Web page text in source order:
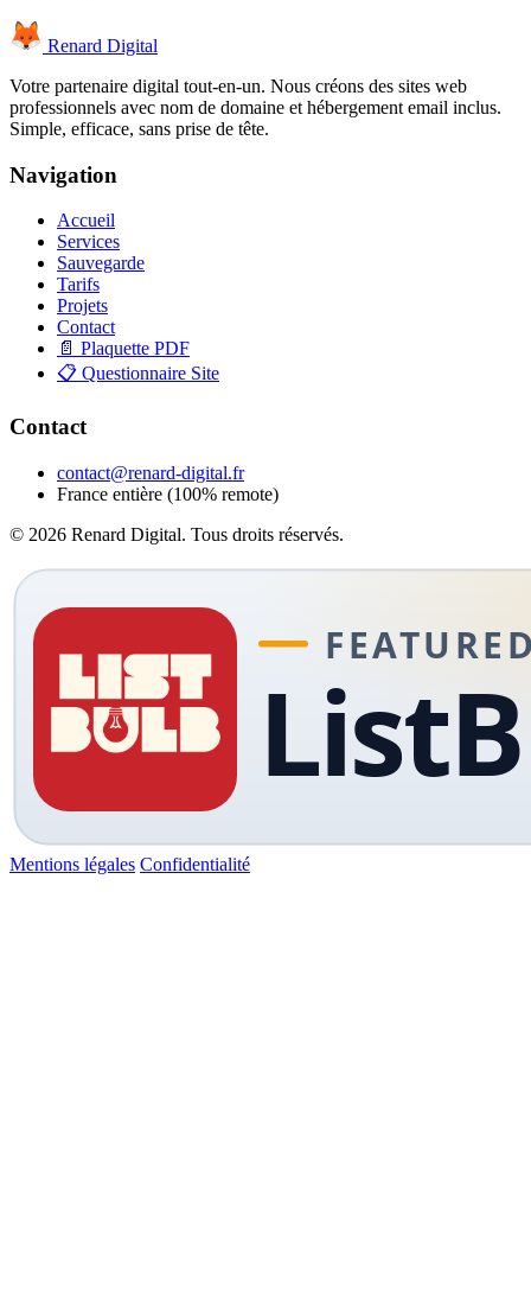
Renard Digital
Votre partenaire digital tout-en-un. Nous créons des sites web
professionnels avec nom de domaine et hébergement email inclus.
Simple, efficace, sans prise de tête.
Navigation
Accueil
Services
Sauvegarde
Tarifs
Projets
Contact
📄 Plaquette PDF
📋 Questionnaire Site
Contact
contact@renard-digital.fr
France entière (100% remote)
© 2026 Renard Digital. Tous droits réservés.
Mentions légales Confidentialité